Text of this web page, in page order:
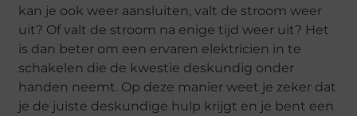
kan je ook weer aansluiten, valt de stroom weer
uit? Of valt de stroom na enige tijd weer uit? Het
is dan beter om een ervaren elektricien in te
schakelen die de kwestie deskundig onder
handen neemt. Op deze manier weet je zeker dat
je de juiste deskundige hulp krijgt en je bent een